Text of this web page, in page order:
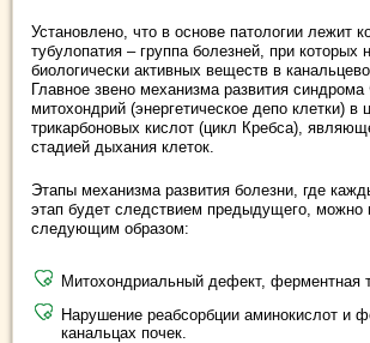
Установлено, что в основе патологии лежит
тубулопатия – группа болезней, при которых
биологически активных веществ в
Главное звено механизма развития
митохондрий (энергетическое депо клетки) в
трикарбоновых кислот (цикл Кребса),
стадией дыхания клеток.
Этапы механизма развития болезни, где
этап будет следствием предыдущего, можно
следующим образом:
Митохондриальный дефект, ферментная
Нарушение реабсорбции аминокислот и
канальцах почек.